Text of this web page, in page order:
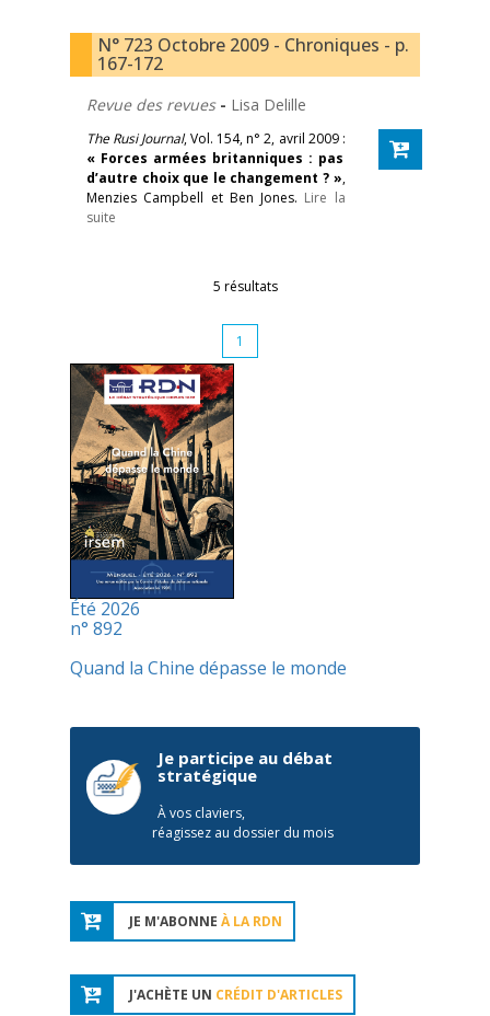
N° 723 Octobre 2009 - Chroniques - p.
167-172
Revue des revues - Lisa Delille
The Rusi Journal, Vol. 154, n° 2, avril 2009 :
« Forces armées britanniques : pas
d’autre choix que le changement ? »,
Menzies Campbell et Ben Jones. Lire la
suite
5 résultats
1
Été 2026
n° 892
Quand la Chine dépasse le monde
Je participe au débat
stratégique
À vos claviers,
réagissez au dossier du mois
JE M'ABONNE À LA RDN
J'ACHÈTE UN CRÉDIT D'ARTICLES